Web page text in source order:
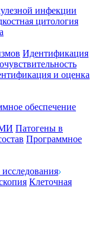
инфекции
цитология
Идентификация
и оценка
обеспечение
Патогены в
Программное
Клеточная